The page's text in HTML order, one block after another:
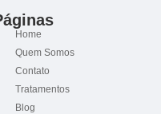
Home
Quem Somos
Contato
Tratamentos
Blog